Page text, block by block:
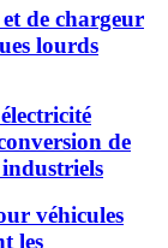
de chargeur
lourds
de
véhicules
les